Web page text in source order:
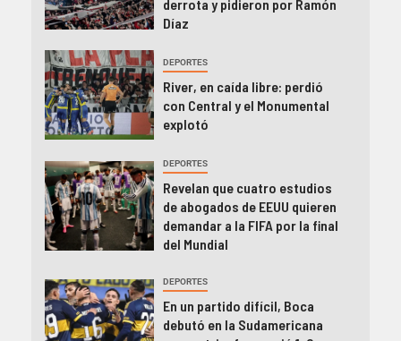
derrota y pidieron por Ramón
Díaz
DEPORTES
River, en caída libre: perdió
con Central y el Monumental
explotó
DEPORTES
Revelan que cuatro estudios
de abogados de EEUU quieren
demandar a la FIFA por la final
del Mundial
DEPORTES
En un partido difícil, Boca
debutó en la Sudamericana